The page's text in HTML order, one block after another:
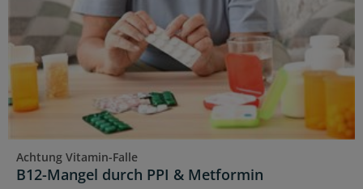
Achtung Vitamin-Falle
B12-Mangel durch PPI & Metformin